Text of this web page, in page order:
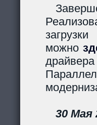
можно
30 Мая